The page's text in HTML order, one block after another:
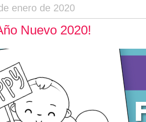
enero de 2020
Nuevo 2020!